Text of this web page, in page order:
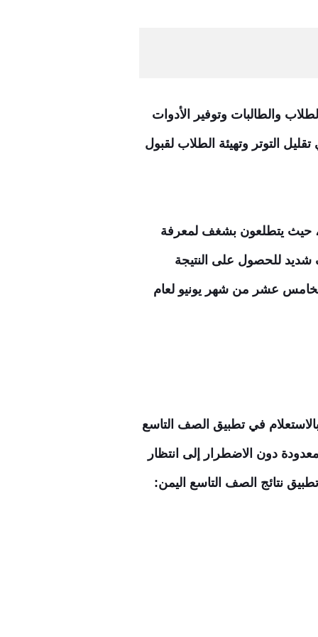
والطالبات وتوفير الأدوات
التوتر وتهيئة الطلاب لقبول
حيث يتطلعون بشغف لمعرفة
شديد للحصول على النتيجة
الخامس عشر من شهر يونيو لعام
يقوم بالاستعلام في تطبيق الصف التاسع
دون الاضطرار إلى انتظار
نتائج الصف التاسع اليمن: